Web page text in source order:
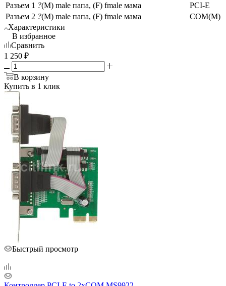
Разъем 1 ?(M) male папа, (F) fmale мама
PCI-E
Разъем 2 ?(M) male папа, (F) fmale мама
COM(M)
Характеристики
В избранное
Сравнить
1 250 ₽
В корзину
Купить в 1 клик
Быстрый просмотр